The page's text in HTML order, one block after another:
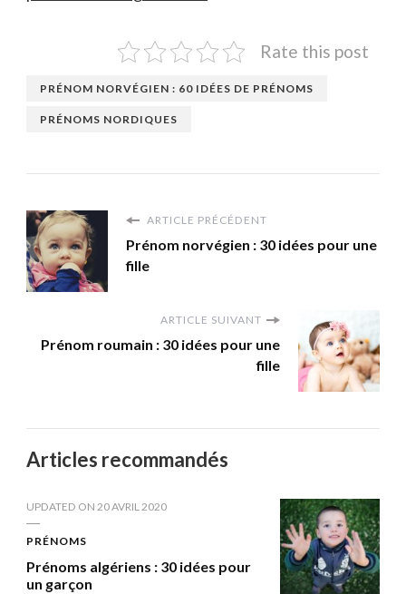
Rate this post
PRÉNOM NORVÉGIEN : 60 IDÉES DE PRÉNOMS
PRÉNOMS NORDIQUES
ARTICLE PRÉCÉDENT
Prénom norvégien : 30 idées pour une
fille
ARTICLE SUIVANT
Prénom roumain : 30 idées pour une
fille
Articles recommandés
UPDATED ON 20 AVRIL 2020
PRÉNOMS
Prénoms algériens : 30 idées pour
un garçon